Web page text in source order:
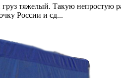
груз тяжелый. Такую
России и сд...